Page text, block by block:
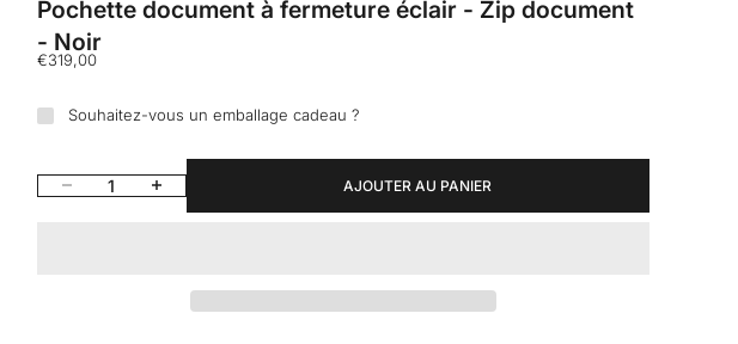
Pochette document à fermeture éclair - Zip document
- Noir
Prix de vente
€319,00
Souhaitez-vous un emballage cadeau ?
Diminuer la quantitéAugmenter la quantité AJOUTER AU PANIER